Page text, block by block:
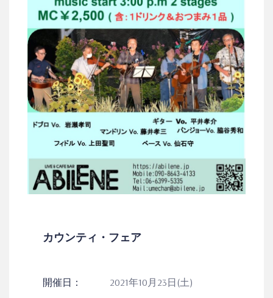
カウンティ・フェア
開催日： 2021年10月23日(土)